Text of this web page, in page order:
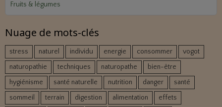
Fruits & légumes
Nuage de mots-clés
stress naturel individu energie consommer
vogot
naturopathie
techniques naturopathe
bien-être
hygiénisme
santé naturelle nutrition danger
santé
sommeil
terrain digestion alimentation
effets